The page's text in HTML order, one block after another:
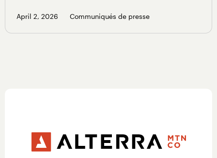
April 2, 2026 Communiqués de presse